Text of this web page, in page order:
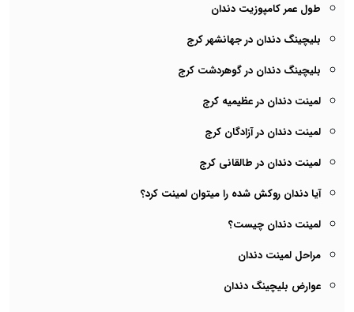
طول عمر کامپوزیت دندان
بلیچینگ دندان در جهانشهر کرج
بلیچینگ دندان در گوهردشت کرج
لمینت دندان در عظیمیه کرج
لمینت دندان در آزادگان کرج
لمینت دندان در طالقانی کرج
آیا دندان روکش شده را میتوان لمینت کرد؟
لمینت دندان چیست؟
مراحل لمینت دندان
عوارض بلیچینگ دندان